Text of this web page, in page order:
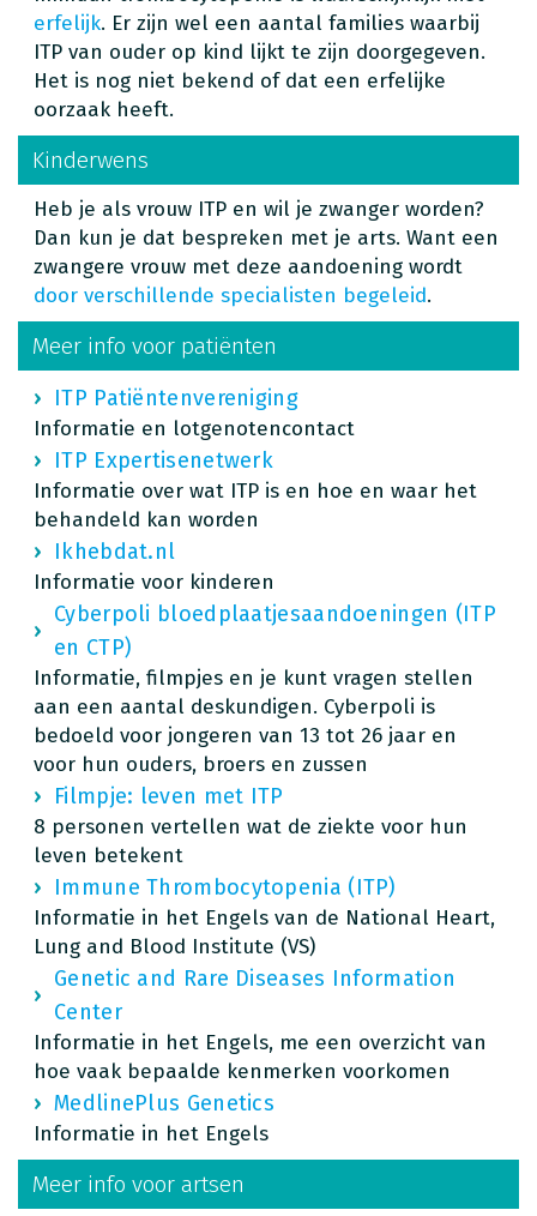
erfelijk. Er zijn wel een aantal families waarbij
ITP van ouder op kind lijkt te zijn doorgegeven.
Het is nog niet bekend of dat een erfelijke
oorzaak heeft.
Kinderwens
Heb je als vrouw ITP en wil je zwanger worden?
Dan kun je dat bespreken met je arts. Want een
zwangere vrouw met deze aandoening wordt
door verschillende specialisten begeleid.
Meer info voor patiënten
ITP Patiëntenvereniging
Informatie en lotgenotencontact
ITP Expertisenetwerk
Informatie over wat ITP is en hoe en waar het
behandeld kan worden
Ikhebdat.nl
Informatie voor kinderen
Cyberpoli bloedplaatjesaandoeningen (ITP
en CTP)
Informatie, filmpjes en je kunt vragen stellen
aan een aantal deskundigen. Cyberpoli is
bedoeld voor jongeren van 13 tot 26 jaar en
voor hun ouders, broers en zussen
Filmpje: leven met ITP
8 personen vertellen wat de ziekte voor hun
leven betekent
Immune Thrombocytopenia (ITP)
Informatie in het Engels van de National Heart,
Lung and Blood Institute (VS)
Genetic and Rare Diseases Information
Center
Informatie in het Engels, me een overzicht van
hoe vaak bepaalde kenmerken voorkomen
MedlinePlus Genetics
Informatie in het Engels
Meer info voor artsen